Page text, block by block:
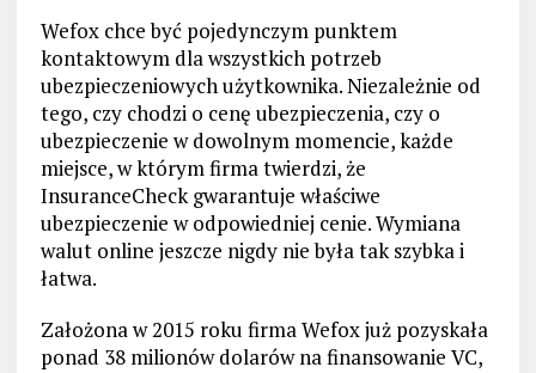
Wefox chce być pojedynczym punktem
kontaktowym dla wszystkich potrzeb
ubezpieczeniowych użytkownika. Niezależnie od
tego, czy chodzi o cenę ubezpieczenia, czy o
ubezpieczenie w dowolnym momencie, każde
miejsce, w którym firma twierdzi, że
InsuranceCheck gwarantuje właściwe
ubezpieczenie w odpowiedniej cenie. Wymiana
walut online jeszcze nigdy nie była tak szybka i
łatwa.
Założona w 2015 roku firma Wefox już pozyskała
ponad 38 milionów dolarów na finansowanie VC,